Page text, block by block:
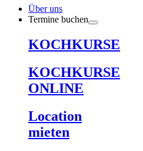
Über uns
Termine buchen
KOCHKURSE
KOCHKURSE
ONLINE
Location
mieten